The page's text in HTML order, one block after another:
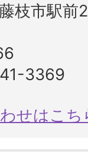
枝市駅前
3369
せはこち